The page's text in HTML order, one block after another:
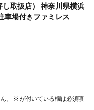
し取扱店） 神奈川県横浜
車場付きファミレス
。 ※ が付いている欄は必須項